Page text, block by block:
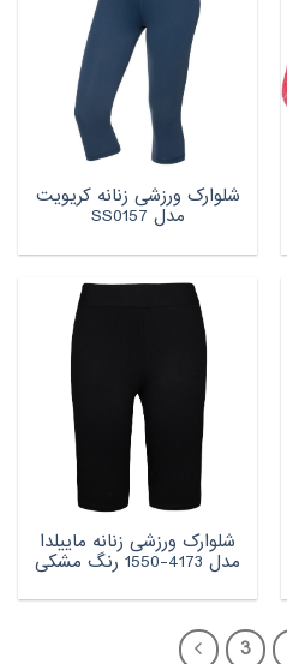
شلوارک ورزشی زنانه کریویت
مدل SS0157
شلوارک ورزشی زنانه ماییلدا
مدل 4173-1550 رنگ مشکی
3